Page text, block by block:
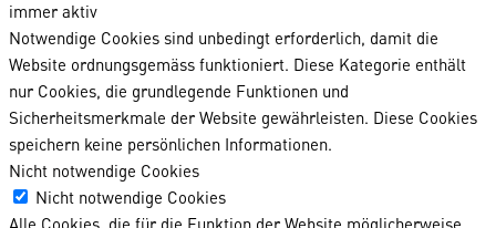
immer aktiv
Notwendige Cookies sind unbedingt erforderlich, damit die
Website ordnungsgemäss funktioniert. Diese Kategorie enthält
nur Cookies, die grundlegende Funktionen und
Sicherheitsmerkmale der Website gewährleisten. Diese Cookies
speichern keine persönlichen Informationen.
Nicht notwendige Cookies
Nicht notwendige Cookies